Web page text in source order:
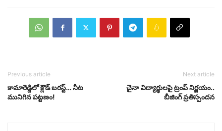
Previous article
కామారెడ్డిలో క్లౌడ్ బరస్ట్… నీట
మునిగిన‌ పట్టణం!
Next article
చైనా విద్యార్థులపై ట్రంప్‌ నిర్ణయం..
బీజింగ్‌ ప్రతిస్పందన